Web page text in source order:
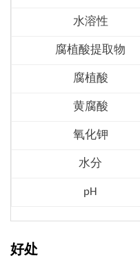
水溶性
腐植酸提取物
腐植酸
黄腐酸
氧化钾
水分
pH
好处